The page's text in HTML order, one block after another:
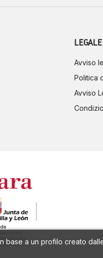
a un profilo creato
LEGALE
Avviso
Politica
Avviso